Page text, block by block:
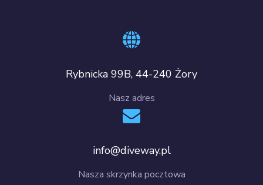
Rybnicka 99B, 44-240 Żory
Nasz adres
info@diveway.pl
Nasza skrzynka pocztowa